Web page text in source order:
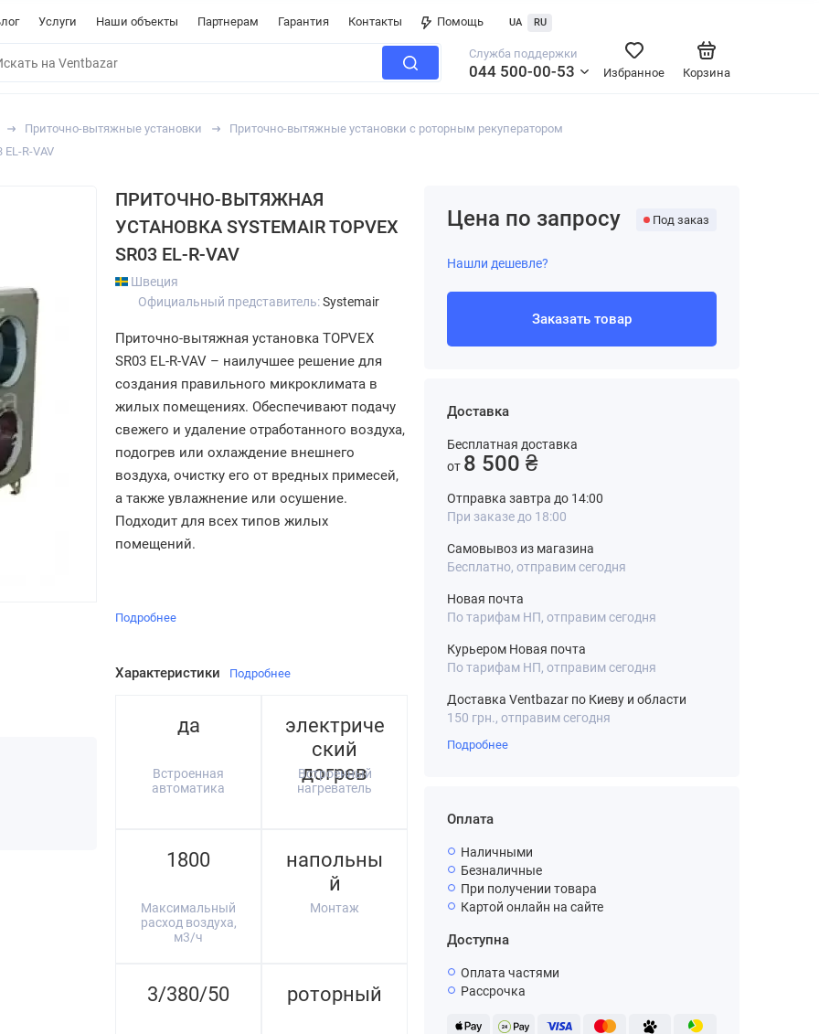
Услуги Наши объекты Партнерам Гарантия Контакты Помощь UA RU
Служба поддержки
044 500-00-53 Корзина
Избранное
Приточно-вытяжные установки
Приточно-вытяжные установки с роторным рекуператором
R-VAV
ПРИТОЧНО-ВЫТЯЖНАЯ
УСТАНОВКА SYSTEMAIR TOPVEX
SR03 EL-R-VAV
Швеция
Официальный представитель:Systemair
Приточно-вытяжная установка TOPVEX
SR03 EL-R-VAV – наилучшее решение для
создания правильного микроклимата в
жилых помещениях. Обеспечивают подачу
свежего и удаление отработанного воздуха,
подогрев или охлаждение внешнего
воздуха, очистку его от вредных примесей,
а также увлажнение или осушение.
Подходит для всех типов жилых
помещений.
Подробнее
Характеристики Подробнее
да
Встроенная
автоматика
электриче
ский
догрев
Встроенный
нагреватель
1800
Максимальный
расход воздуха,
м3/ч
напольны
й
Монтаж
3/380/50 роторный
Цена по запросу Под заказ
Нашли дешевле?
Заказать товар
Доставка
Бесплатная доставка
от 8 500 ₴
Отправка завтра до 14:00
При заказе до 18:00
Самовывоз из магазина
Бесплатно, отправим сегодня
Новая почта
По тарифам НП, отправим сегодня
Курьером Новая почта
По тарифам НП, отправим сегодня
Доставка Ventbazar по Киеву и области
150 грн., отправим сегодня
Подробнее
Оплата
Наличными
Безналичные
При получении товара
Картой онлайн на сайте
Доступна
Оплата частями
Рассрочка